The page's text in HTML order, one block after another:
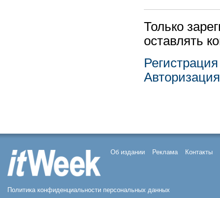
Только
оставлять
Регистрация
Авторизация
Об издании Реклама Контакты
Политика конфиденциальности персональных данных